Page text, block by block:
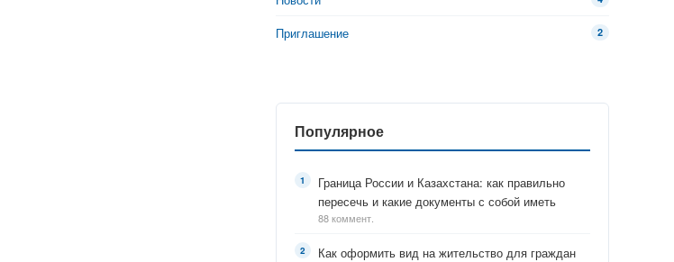
Приглашение 2
Популярное
Граница России и Казахстана: как правильно
пересечь и какие документы с собой иметь
88 коммент.
Как оформить вид на жительство для граждан